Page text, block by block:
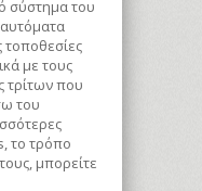
σύστημα του
τοποθεσίες
με τους
τρίτων που
του
το τρόπο
μπορείτε